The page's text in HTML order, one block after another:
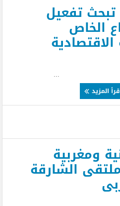
تفعيل
الخاص
المزيد
ومغربية
الشارقة